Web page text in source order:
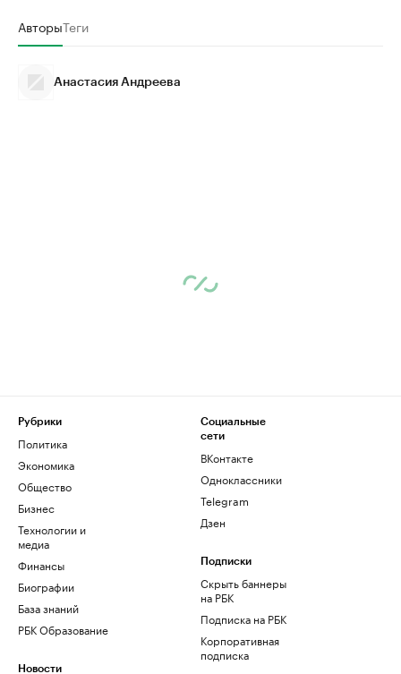
АвторыТеги
Анастасия Андреева
Рубрики
Политика
Экономика
Общество
Бизнес
Технологии и
медиа
Финансы
Биографии
База знаний
РБК Образование
Новости
Социальные
сети
ВКонтакте
Одноклассники
Telegram
Дзен
Подписки
Скрыть баннеры
на РБК
Подписка на РБК
Корпоративная
подписка